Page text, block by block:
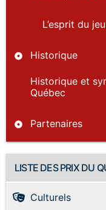
L’esprit du jeu
Historique
Historique et
Québec
Partenaires
LISTE DES PRIX DU
Culturels